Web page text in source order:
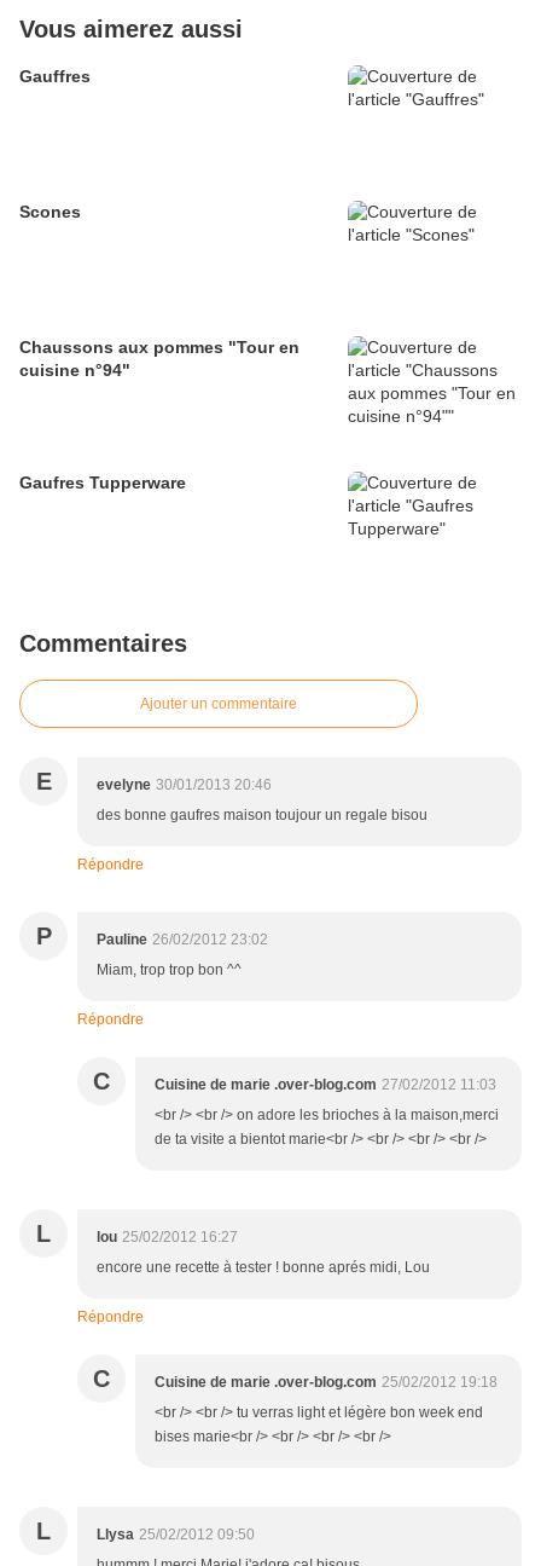
Vous aimerez aussi
Gauffres
Scones
Chaussons aux pommes "Tour en
cuisine n°94"
Gaufres Tupperware
Commentaires
Ajouter un commentaire
E evelyne 30/01/2013 20:46
des bonne gaufres maison toujour un regale bisou
Répondre
P Pauline 26/02/2012 23:02
Miam, trop trop bon ^^
Répondre
C Cuisine de marie .over-blog.com 27/02/2012 11:03
<br /> <br /> on adore les brioches à la maison,merci
de ta visite a bientot marie<br /> <br /> <br /> <br />
L lou 25/02/2012 16:27
encore une recette à tester ! bonne aprés midi, Lou
Répondre
C Cuisine de marie .over-blog.com 25/02/2012 19:18
<br /> <br /> tu verras light et légère bon week end
bises marie<br /> <br /> <br /> <br />
L Llysa 25/02/2012 09:50